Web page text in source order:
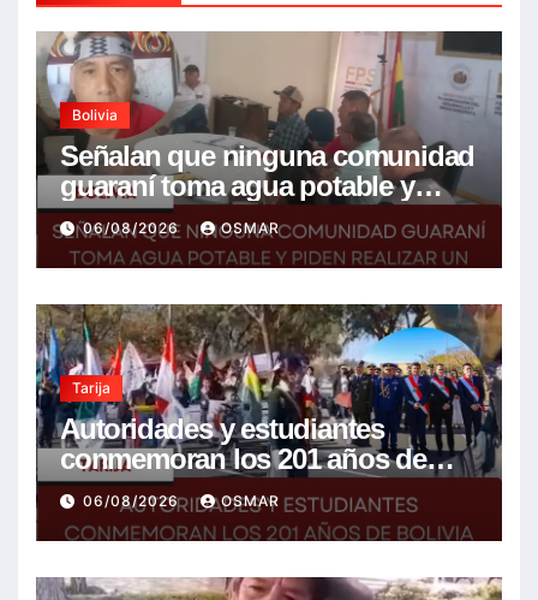
Bolivia
Señalan que ninguna comunidad
guaraní toma agua potable y
piden realizar un Foro para
resolver la problemática
06/08/2026 OSMAR
Tarija
Autoridades y estudiantes
conmemoran los 201 años de
Bolivia con la esperanza de un
mejor futuro
06/08/2026 OSMAR